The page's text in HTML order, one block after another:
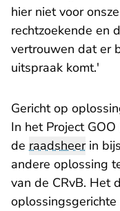
hier niet voor
rechtzoekende en
vertrouwen dat er
uitspraak komt.'
Gericht op
In het Project
de raadsheerin
andere oplossing
van de CRvB. Het